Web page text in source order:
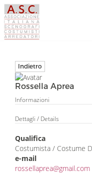
Indietro
Rossella Aprea
Informazioni
Dettagli / Details
Qualifica
Costumista / Costume
e-mail
rossellaprea@gmail.com